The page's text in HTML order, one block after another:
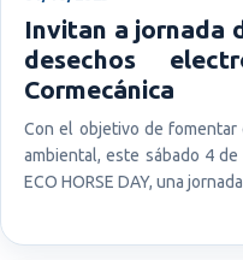
Invitan a jornada
desechos
Cormecánica
Con el objetivo de
ambiental, este sábado 4
ECO HORSE DAY, una